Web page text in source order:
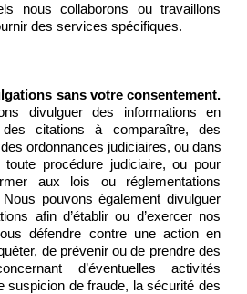
nous collaborons ou travaillons
des services spécifiques.
sans votre consentement.
divulguer des informations en
citations à comparaître, des
ordonnances judiciaires, ou dans
procédure judiciaire, ou pour
aux lois ou réglementations
pouvons également divulguer
afin d’établir ou d’exercer nos
défendre contre une action en
de prévenir ou de prendre des
d’éventuelles activités
suspicion de fraude, la sécurité des